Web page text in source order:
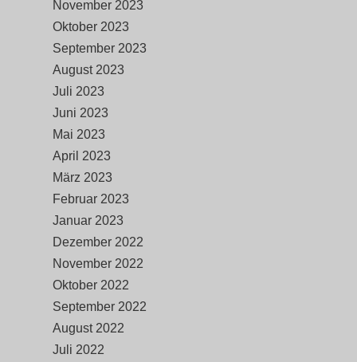
November 2023
Oktober 2023
September 2023
August 2023
Juli 2023
Juni 2023
Mai 2023
April 2023
März 2023
Februar 2023
Januar 2023
Dezember 2022
November 2022
Oktober 2022
September 2022
August 2022
Juli 2022